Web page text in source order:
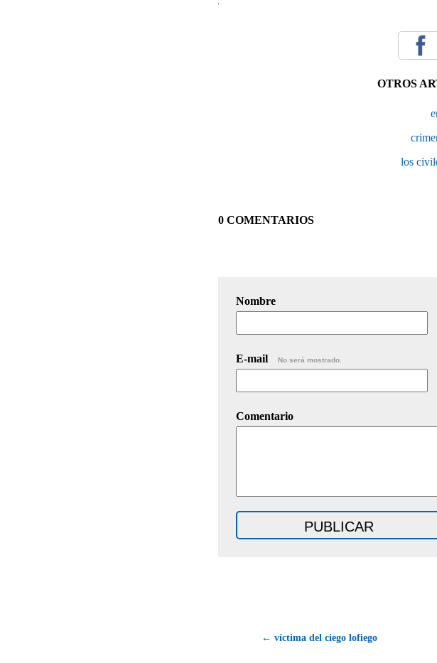
OTROS
los
0 COMENTARIOS
Nombre
E-mail No será mostrado.
Comentario
← víctima del ciego lofiego